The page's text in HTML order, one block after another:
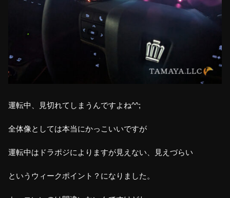
運転中、見切れてしまうんですよね^^;
全体像としては本当にかっこいいですが
運転中はドラポジによりますが見えない、見えづらい
というウィークポイント？になりました。